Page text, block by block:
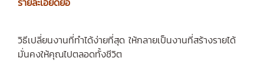
วิธีเปลี่ยนงานที่ทำได้ง่ายที่สุด ให้กลายเป็นงานที่สร้างรายได้
มั่นคงให้คุณไปตลอดทั้งชีวิต